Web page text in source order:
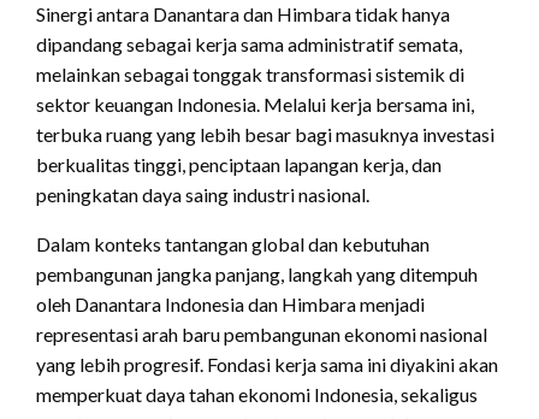
Sinergi antara Danantara dan Himbara tidak hanya
dipandang sebagai kerja sama administratif semata,
melainkan sebagai tonggak transformasi sistemik di
sektor keuangan Indonesia. Melalui kerja bersama ini,
terbuka ruang yang lebih besar bagi masuknya investasi
berkualitas tinggi, penciptaan lapangan kerja, dan
peningkatan daya saing industri nasional.
Dalam konteks tantangan global dan kebutuhan
pembangunan jangka panjang, langkah yang ditempuh
oleh Danantara Indonesia dan Himbara menjadi
representasi arah baru pembangunan ekonomi nasional
yang lebih progresif. Fondasi kerja sama ini diyakini akan
memperkuat daya tahan ekonomi Indonesia, sekaligus